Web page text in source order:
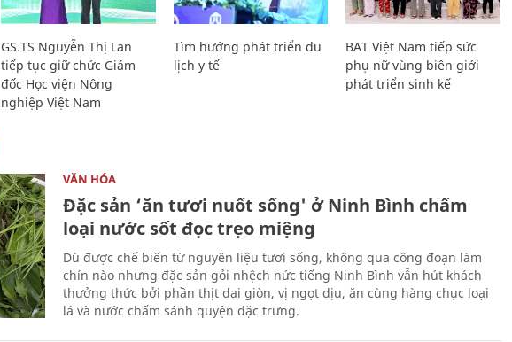
GS.TS Nguyễn Thị Lan
tiếp tục giữ chức Giám
đốc Học viện Nông
nghiệp Việt Nam
Tìm hướng phát triển du
lịch y tế
BAT Việt Nam tiếp sức
phụ nữ vùng biên giới
phát triển sinh kế
VĂN HÓA
Đặc sản ‘ăn tươi nuốt sống' ở Ninh Bình chấm
loại nước sốt đọc trẹo miệng
Dù được chế biến từ nguyên liệu tươi sống, không qua công đoạn làm
chín nào nhưng đặc sản gỏi nhệch nức tiếng Ninh Bình vẫn hút khách
thưởng thức bởi phần thịt dai giòn, vị ngọt dịu, ăn cùng hàng chục loại
lá và nước chấm sánh quyện đặc trưng.